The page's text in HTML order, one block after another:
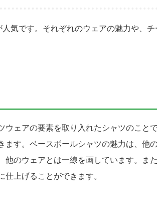
人気です。それぞれのウェアの魅力や、チ
ウェアの要素を取り入れたシャツのこと
ます。ベースボールシャツの魅力は、他
のウェアとは一線を画しています。また
上げることができます。